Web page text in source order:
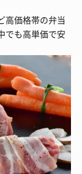
高価格帯の弁当
でも高単価で安